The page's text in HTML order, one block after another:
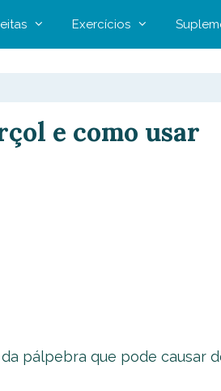
Exercícios
e como usar
pálpebra que pode causar